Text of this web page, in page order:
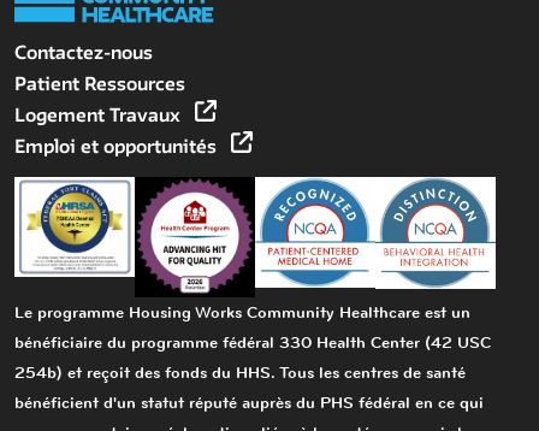
Contactez-nous
Patient Ressources
Logement Travaux
Emploi et opportunités
Le programme Housing Works Community Healthcare est un
bénéficiaire du programme fédéral 330 Health Center (42 USC
254b) et reçoit des fonds du HHS. Tous les centres de santé
bénéficient d'un statut réputé auprès du PHS fédéral en ce qui